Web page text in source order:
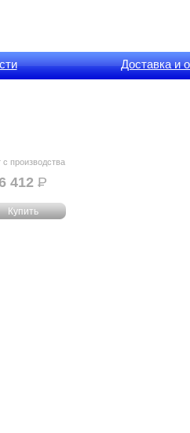
Доставка и
с производства
412 РУБ.